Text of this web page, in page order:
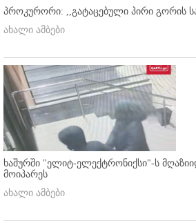
პროკურორი: ,,გატაცებული პირი გორის
ახალი ამბები
ხაშურში "ელიტ-ელექტრონიქსი"-ს
მოიპარეს
ახალი ამბები